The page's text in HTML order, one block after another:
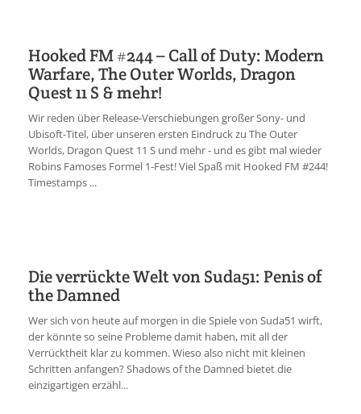
Hooked FM #244 – Call of Duty: Modern
Warfare, The Outer Worlds, Dragon
Quest 11 S & mehr!
Wir reden über Release-Verschiebungen großer Sony- und
Ubisoft-Titel, über unseren ersten Eindruck zu The Outer
Worlds, Dragon Quest 11 S und mehr - und es gibt mal wieder
Robins Famoses Formel 1-Fest! Viel Spaß mit Hooked FM #244!
Timestamps ...
Die verrückte Welt von Suda51: Penis of
the Damned
Wer sich von heute auf morgen in die Spiele von Suda51 wirft,
der könnte so seine Probleme damit haben, mit all der
Verrücktheit klar zu kommen. Wieso also nicht mit kleinen
Schritten anfangen? Shadows of the Damned bietet die
einzigartigen erzähl...